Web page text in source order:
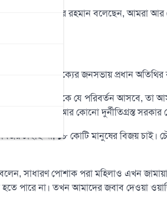
আমির ডা. শফিকুর রহমান বলেছেন, আমরা
চায়।
নির্বাচনী ঐক্যের জনসভায় প্রধান
১৩ তারিখ থেকে যে পরিবর্তন আসবে, তা
না, আমরা আর কোনো দুর্নীতিগ্রস্ত সরকার
চাইছি না, ১৮ কোটি মানুষের বিজয় চাই।
সাধারণ পোশাক পরা মহিলাও এখন
পারে না। তখন আমাদের জবাব দেওয়া